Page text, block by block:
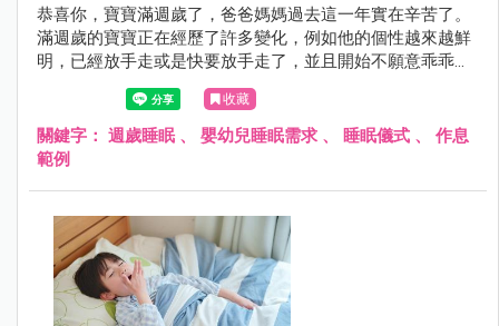
恭喜你，寶寶滿週歲了，爸爸媽媽過去這一年實在辛苦了。
滿週歲的寶寶正在經歷了許多變化，例如他的個性越來越鮮
明，已經放手走或是快要放手走了，並且開始不願意乖乖配
合爸媽睡覺！接下來讓我們一起探討 12 個月寶寶的作息以
及常見問題。
收藏
關鍵字： 週歲睡眠、 嬰幼兒睡眠需求 、 睡眠儀式 、 作息
範例